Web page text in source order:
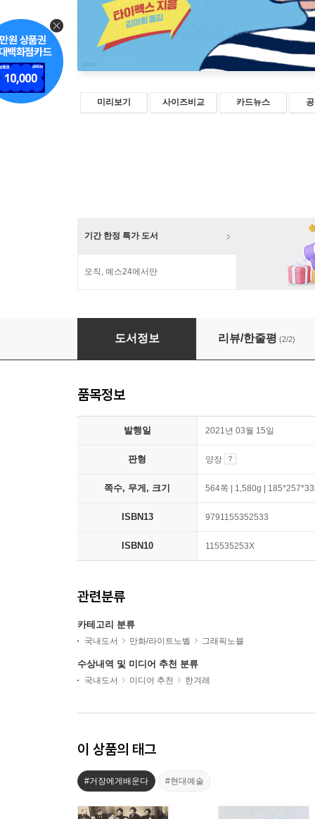
미리보기 사이즈비교 카드뉴스
기간 한정 특가 도서
오직, 예스24에서만
앤디 워홀
도서정보 리뷰/한줄평 (2/2)
품목정보
발행일 2021년 03월 15일
판형 양장
쪽수, 무게, 크기 564쪽 | 1,580g |
ISBN13 9791155352533
ISBN10 115535253X
관련분류
카테고리 분류
국내도서 만화/라이트노벨 그래픽노블
수상내역 및 미디어 추천 분류
국내도서 미디어 추천 한겨레
이 상품의 태그
#거장에게배운다 #현대예술